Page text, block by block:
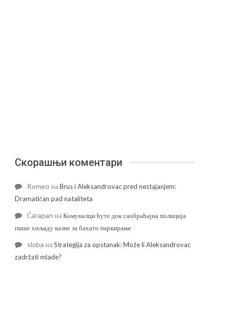
Скорашњи коментари
Romeo наBrus i Aleksandrovac pred nestajanjem:
Dramatičan pad nataliteta
Čarapan наКомуналци ћуте док саобраћајна полиција
пише хиљаду казне за бахато паркирање
sloba наStrategija za opstanak: Može li Aleksandrovac
zadržati mlade?